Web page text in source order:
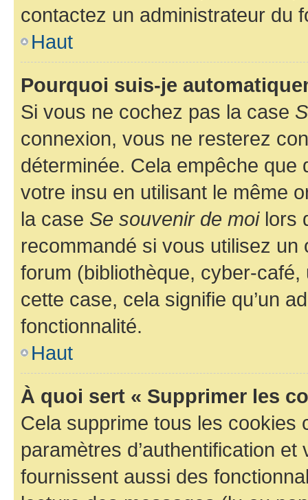
contactez un administrateur du
Haut
Pourquoi suis-je
Si vous ne cochez pas la case
connexion, vous ne resterez
déterminée. Cela empêche que
votre insu en utilisant le même
la case Se souvenir de moilors
recommandé si vous utilisez
forum (bibliothèque, cyber-
cette case, cela signifie qu’un
fonctionnalité.
Haut
À quoi sert « Supprimer les
Cela supprime tous les cookies
paramètres d’authentification
fournissent aussi des